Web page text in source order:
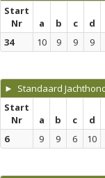
Start
Nr
a b c d
34
10 9 9 9
► Standaard
Start
Nr
a b c d
6
9 9 6 10